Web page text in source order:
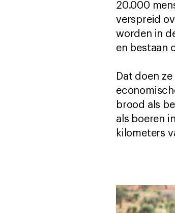
20.000
verspreid
worden in
en bestaan
Dat doen
brood als
als boeren
kilometers